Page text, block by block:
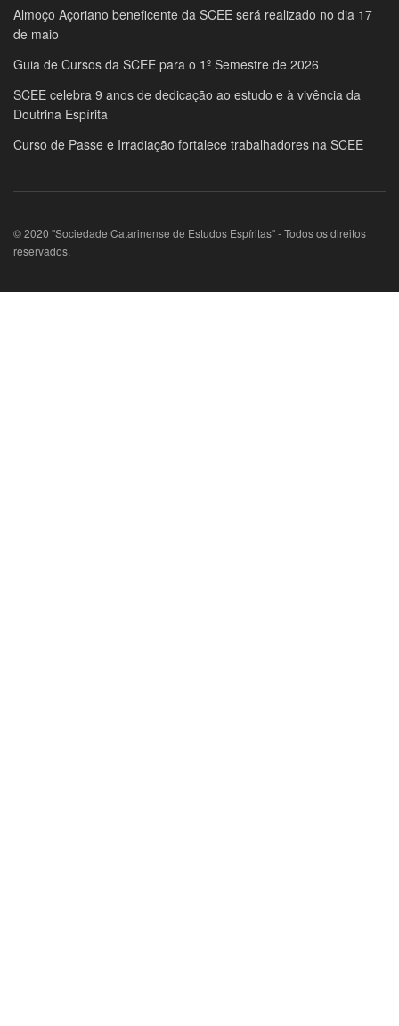
Almoço Açoriano beneficente da SCEE será realizado no dia 17
de maio
Guia de Cursos da SCEE para o 1º Semestre de 2026
SCEE celebra 9 anos de dedicação ao estudo e à vivência da
Doutrina Espírita
Curso de Passe e Irradiação fortalece trabalhadores na SCEE
© 2020 "Sociedade Catarinense de Estudos Espíritas" - Todos os direitos
reservados.